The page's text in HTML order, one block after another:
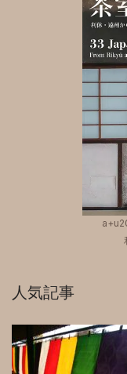
人気記事